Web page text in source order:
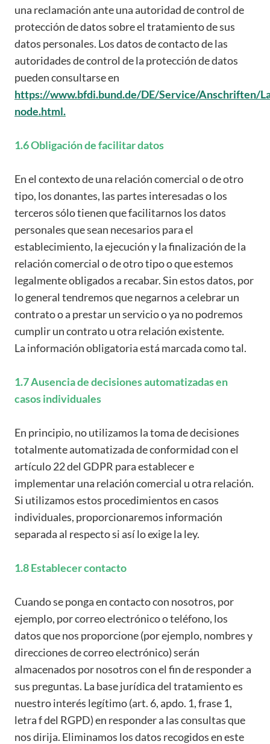
una reclamación ante una autoridad de control de
protección de datos sobre el tratamiento de sus
datos personales. Los datos de contacto de las
autoridades de control de la protección de datos
pueden consultarse en
https://www.bfdi.bund.de/DE/Service/Anschriften/
node.html.
1.6 Obligación de facilitar datos
En el contexto de una relación comercial o de otro
tipo, los donantes, las partes interesadas o los
terceros sólo tienen que facilitarnos los datos
personales que sean necesarios para el
establecimiento, la ejecución y la finalización de la
relación comercial o de otro tipo o que estemos
legalmente obligados a recabar. Sin estos datos, por
lo general tendremos que negarnos a celebrar un
contrato o a prestar un servicio o ya no podremos
cumplir un contrato u otra relación existente.
La información obligatoria está marcada como tal.
1.7 Ausencia de decisiones automatizadas en
casos individuales
En principio, no utilizamos la toma de decisiones
totalmente automatizada de conformidad con el
artículo 22 del GDPR para establecer e
implementar una relación comercial u otra relación.
Si utilizamos estos procedimientos en casos
individuales, proporcionaremos información
separada al respecto si así lo exige la ley.
1.8 Establecer contacto
Cuando se ponga en contacto con nosotros, por
ejemplo, por correo electrónico o teléfono, los
datos que nos proporcione (por ejemplo, nombres y
direcciones de correo electrónico) serán
almacenados por nosotros con el fin de responder a
sus preguntas. La base jurídica del tratamiento es
nuestro interés legítimo (art. 6, apdo. 1, frase 1,
letra f del RGPD) en responder a las consultas que
nos dirija. Eliminamos los datos recogidos en este